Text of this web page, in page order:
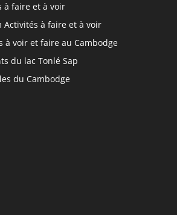
à faire et à voir
Activités à faire et à voir
à voir et faire au Cambodge
du lac Tonlé Sap
du Cambodge